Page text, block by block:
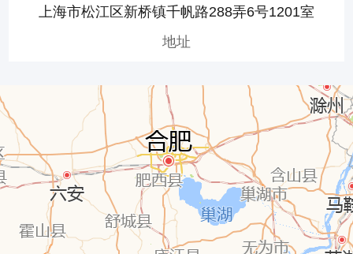
上海市松江区新桥镇千帆路288弄6号1201室
地址